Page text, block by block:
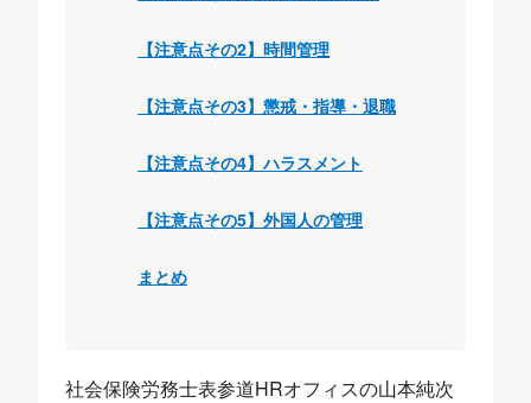
【注意点その2】時間管理
【注意点その3】懲戒・指導・退職
【注意点その4】ハラスメント
【注意点その5】外国人の管理
まとめ
社会保険労務士表参道HRオフィスの山本純次